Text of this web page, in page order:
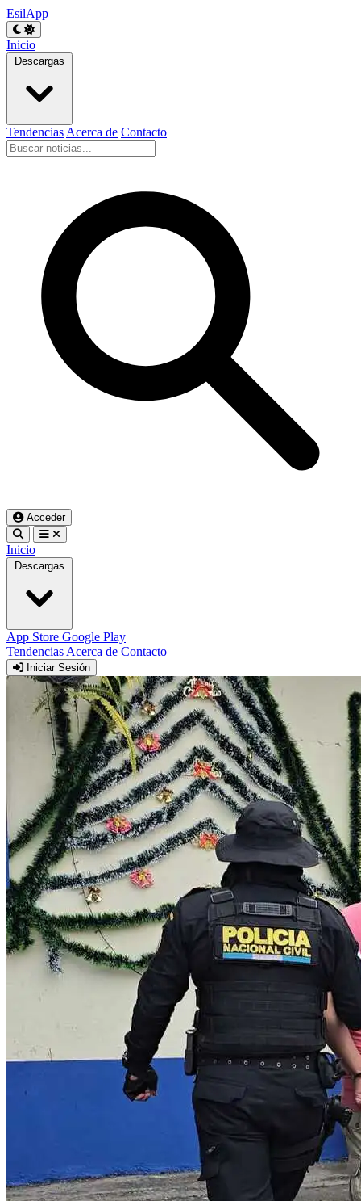
EsilApp
Inicio
Descargas
Tendencias Acerca de Contacto
Acceder
Inicio
Descargas
App Store Google Play
Tendencias Acerca de Contacto
Iniciar Sesión